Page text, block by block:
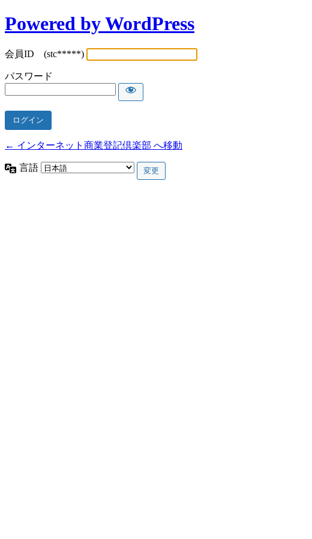
Powered by WordPress
会員ID (stc*****)
パスワード
← インターネット商業登記倶楽部 へ移動
言語